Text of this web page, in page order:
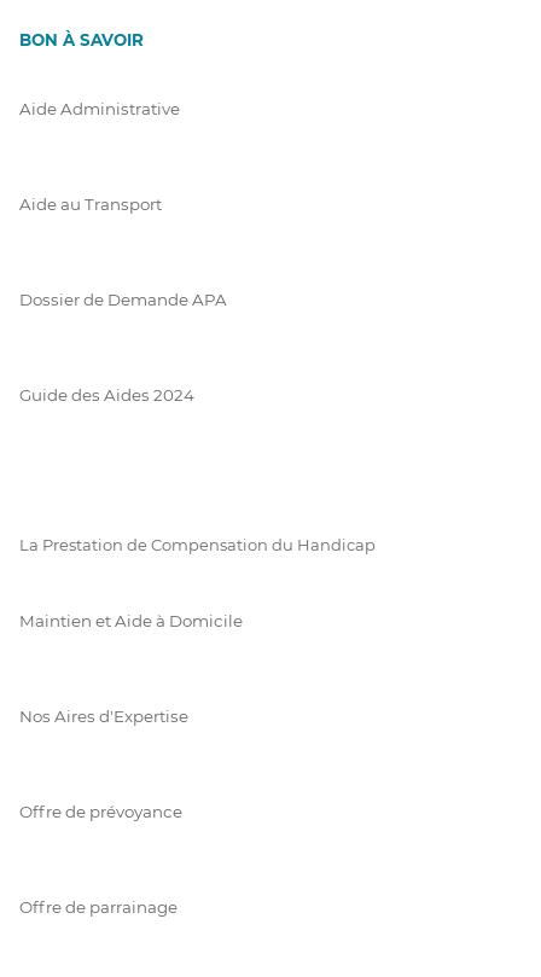
BON À SAVOIR
Aide Administrative
Aide au Transport
Dossier de Demande APA
Guide des Aides 2024
La Prestation de Compensation du Handicap
Maintien et Aide à Domicile
Nos Aires d'Expertise
Offre de prévoyance
Offre de parrainage